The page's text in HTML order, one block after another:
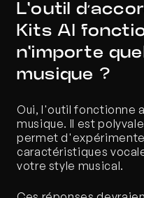
L'outil
Kits AI
n'importe
musique ?
Oui, l'outil fonctionne
musique. Il est
permet
caractéristiques
votre style musical.